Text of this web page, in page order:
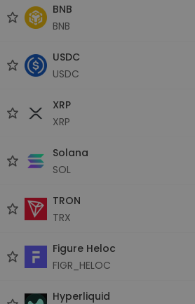
BNB
BNB
USDC
USDC
XRP
XRP
Solana
SOL
TRON
TRX
Figure Heloc
FIGR_HELOC
Hyperliquid